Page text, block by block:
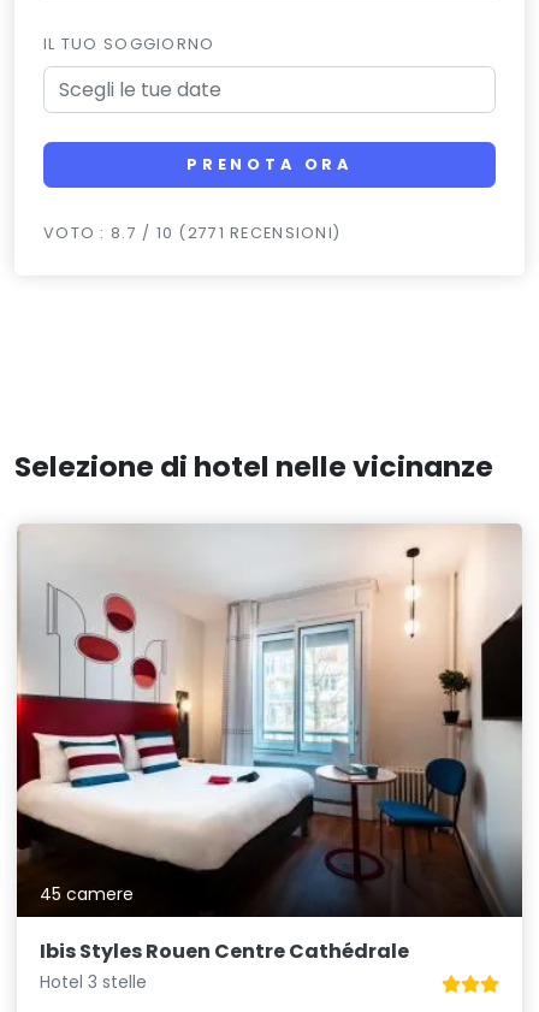
IL TUO SOGGIORNO
PRENOTA ORA
VOTO : 8.7 / 10 (2771 RECENSIONI)
Selezione di hotel nelle vicinanze
45 camere
Ibis Styles Rouen Centre Cathédrale
Hotel 3 stelle